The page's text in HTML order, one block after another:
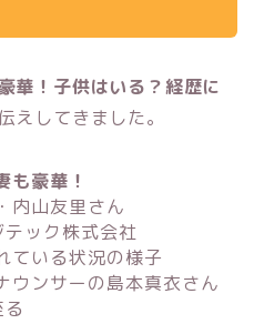
華！子供はいる？経歴に
えしてきました。
も豪華！
内山友里さん
ック株式会社
ている状況の様子
ウンサーの島本真衣さん